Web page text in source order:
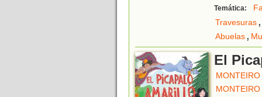
Temática:
Travesuras,
Abuelas,
El